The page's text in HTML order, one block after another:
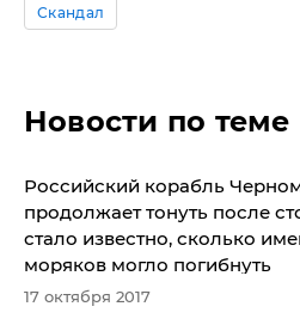
Скандал
Новости по теме
Российский корабль
продолжает тонуть после
стало известно, сколько
моряков могло погибнуть
17 октября 2017